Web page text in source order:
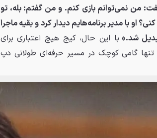
من نمی‌توانم بازی کنم. و من گفتم: بله، تو
او با مدیر برنامه‌هایم دیدار کرد و بقیه ماجرا
شد.» با این حال، کیج هیچ اعتباری برای
گامی کوچک در مسیر حرفه‌ای طولانی دپ